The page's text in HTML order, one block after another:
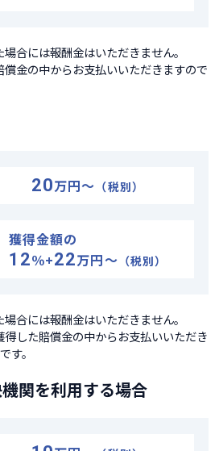
合には報酬金はいただきません。
金の中からお支払いいただきますので
20万円～ （税別）
獲得金額の
12％+22万円～ （税別）
合には報酬金はいただきません。
した賠償金の中からお支払いいただき
す。
関を利用する場合